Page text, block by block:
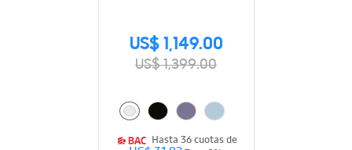
US$ 1,149.00
US$ 1,399.00
Hasta 36 cuotas de